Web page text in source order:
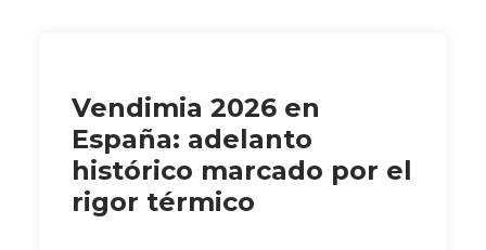
Vendimia 2026 en
España: adelanto
histórico marcado por el
rigor térmico